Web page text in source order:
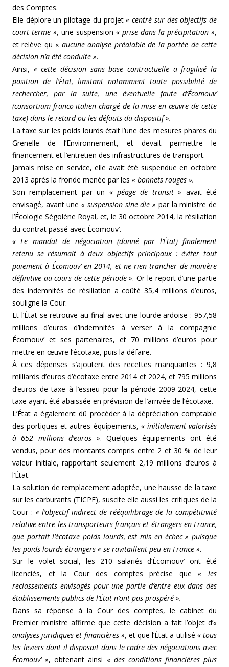
des Comptes.
Elle déplore un pilotage du projet« centré sur des objectifs de
court terme », une suspension « prise dans la précipitation »,
et relève qu « aucune analyse préalable de la portée de cette
décision n’a été conduite ».
Ainsi, « cette décision sans base contractuelle a fragilisé la
position de l’État, limitant notamment toute possibilité de
rechercher, par la suite, une éventuelle faute d’Écomouv’
(consortium franco-italien chargé de la mise en œuvre de cette
taxe) dans le retard ou les défauts du dispositif ».
La taxe sur les poids lourds était l’une des mesures phares du
Grenelle de l’Environnement, et devait permettre le
financement et l’entretien des infrastructures de transport.
Jamais mise en service, elle avait été suspendue en octobre
2013 après la fronde menée par les « bonnets rouges ».
Son remplacement par un « péage de transit » avait été
envisagé, avant une« suspension sine die » par la ministre de
l’Écologie Ségolène Royal, et, le 30 octobre 2014, la résiliation
du contrat passé avec Écomouv’.
« Le mandat de négociation (donné par l’État) finalement
retenu se résumait à deux objectifs principaux : éviter tout
paiement à Écomouv’ en 2014, et ne rien trancher de manière
définitive au cours de cette période ». Or le report d’une partie
des indemnités de résiliation a coûté 35,4 millions d’euros,
souligne la Cour.
Et l’État se retrouve au final avec une lourde ardoise : 957,58
millions d’euros d’indemnités à verser à la compagnie
Écomouv’ et ses partenaires, et 70 millions d’euros pour
mettre en œuvre l’écotaxe, puis la défaire.
À ces dépenses s’ajoutent des recettes manquantes : 9,8
milliards d’euros d’écotaxe entre 2014 et 2024, et 795 millions
d’euros de taxe à l’essieu pour la période 2009-2024, cette
taxe ayant été abaissée en prévision de l’arrivée de l’écotaxe.
L’État a également dû procéder à la dépréciation comptable
des portiques et autres équipements, « initialement valorisés
à 652 millions d’euros ». Quelques équipements ont été
vendus, pour des montants compris entre 2 et 30 % de leur
valeur initiale, rapportant seulement 2,19 millions d’euros à
l’État.
La solution de remplacement adoptée, une hausse de la taxe
sur les carburants (TICPE), suscite elle aussi les critiques de la
Cour : « l’objectif indirect de rééquilibrage de la compétitivité
relative entre les transporteurs français et étrangers en France,
que portait l’écotaxe poids lourds, est mis en échec » puisque
les poids lourds étrangers « se ravitaillent peu en France ».
Sur le volet social, les 210 salariés d’Écomouv’ ont été
licenciés, et la Cour des comptes précise que« les
reclassements envisagés pour une partie d’entre eux dans des
établissements publics de l’État n’ont pas prospéré ».
Dans sa réponse à la Cour des comptes, le cabinet du
Premier ministre affirme que cette décision a fait l’objet d’«
analyses juridiques et financières », et que l’État a utilisé « tous
les leviers dont il disposait dans le cadre des négociations avec
Écomouv’ », obtenant ainsi «des conditions financières plus